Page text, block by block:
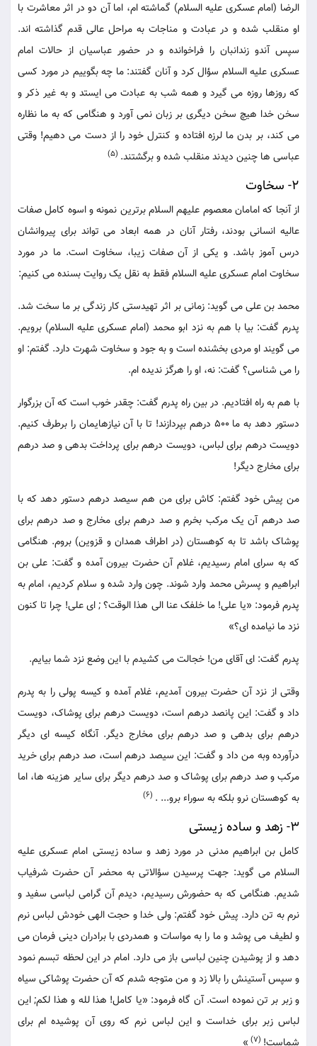
الرضا (امام عسکری علیه السلام) گماشته ام، اما آن دو در اثر معاشرت با
او منقلب شده و در عبادت و مناجات به مراحل عالی قدم گذاشته اند.
سپس آندو زندانبان را فراخوانده و در حضور عباسیان از حالات امام
عسکری علیه السلام سؤال کرد و آنان گفتند: ما چه بگوییم در مورد کسی
که روزها روزه می گیرد و همه شب به عبادت می ایستد و به غیر ذکر و
سخن خدا هیچ سخن دیگری بر زبان نمی آورد و هنگامی که به ما نظاره
می کند، بر بدن ما لرزه افتاده و کنترل خود را از دست می دهیم! وقتی
عباسی ها چنین دیدند منقلب شده و برگشتند. (5)
2- سخاوت
از آنجا که امامان معصوم علیهم السلام برترین نمونه و اسوه کامل صفات
عالیه انسانی بودند، رفتار آنان در همه ابعاد می تواند برای پیروانشان
درس آموز باشد. و یکی از آن صفات زیبا، سخاوت است. ما در مورد
سخاوت امام عسکری علیه السلام فقط به نقل یک روایت بسنده می کنیم:
محمد بن علی می گوید: زمانی بر اثر تهیدستی کار زندگی بر ما سخت شد.
پدرم گفت: بیا با هم به نزد ابو محمد (امام عسکری علیه السلام) برویم.
می گویند او مردی بخشنده است و به جود و سخاوت شهرت دارد. گفتم: او
را می شناسی؟ گفت: نه، او را هرگز ندیده ام.
با هم به راه افتادیم. در بین راه پدرم گفت: چقدر خوب است که آن بزرگوار
دستور دهد به ما 500 درهم بپردازند! تا با آن نیازهایمان را برطرف کنیم.
دویست درهم برای لباس، دویست درهم برای پرداخت بدهی و صد درهم
برای مخارج دیگر!
من پیش خود گفتم: کاش برای من هم سیصد درهم دستور دهد که با
صد درهم آن یک مرکب بخرم و صد درهم برای مخارج و صد درهم برای
پوشاک باشد تا به کوهستان (در اطراف همدان و قزوین) بروم. هنگامی
که به سرای امام رسیدیم، غلام آن حضرت بیرون آمده و گفت: علی بن
ابراهیم و پسرش محمد وارد شوند. چون وارد شده و سلام کردیم، امام به
پدرم فرمود: «یا علی! ما خلفک عنا الی هذا الوقت؟ ; ای علی! چرا تا کنون
نزد ما نیامده ای؟»
پدرم گفت: ای آقای من! خجالت می کشیدم با این وضع نزد شما بیایم.
وقتی از نزد آن حضرت بیرون آمدیم، غلام آمده و کیسه پولی را به پدرم
داد و گفت: این پانصد درهم است، دویست درهم برای پوشاک، دویست
درهم برای بدهی و صد درهم برای مخارج دیگر. آنگاه کیسه ای دیگر
درآورده وبه من داد و گفت: این سیصد درهم است، صد درهم برای خرید
مرکب و صد درهم برای پوشاک و صد درهم دیگر برای سایر هزینه ها، اما
به کوهستان نرو بلکه به سوراء برو... . (6)
3- زهد و ساده زیستی
کامل بن ابراهیم مدنی در مورد زهد و ساده زیستی امام عسکری علیه
السلام می گوید: جهت پرسیدن سؤالاتی به محضر آن حضرت شرفیاب
شدیم. هنگامی که به حضورش رسیدیم، دیدم آن گرامی لباسی سفید و
نرم به تن دارد. پیش خود گفتم: ولی خدا و حجت الهی خودش لباس نرم
و لطیف می پوشد و ما را به مواسات و همدردی با برادران دینی فرمان می
دهد و از پوشیدن چنین لباسی باز می دارد. امام در این لحظه تبسم نمود
و سپس آستینش را بالا زد و من متوجه شدم که آن حضرت پوشاکی سیاه
و زبر بر تن نموده است. آن گاه فرمود: «یا کامل! هذا لله و هذا لکم; این
لباس زبر برای خداست و این لباس نرم که روی آن پوشیده ام برای
(7)